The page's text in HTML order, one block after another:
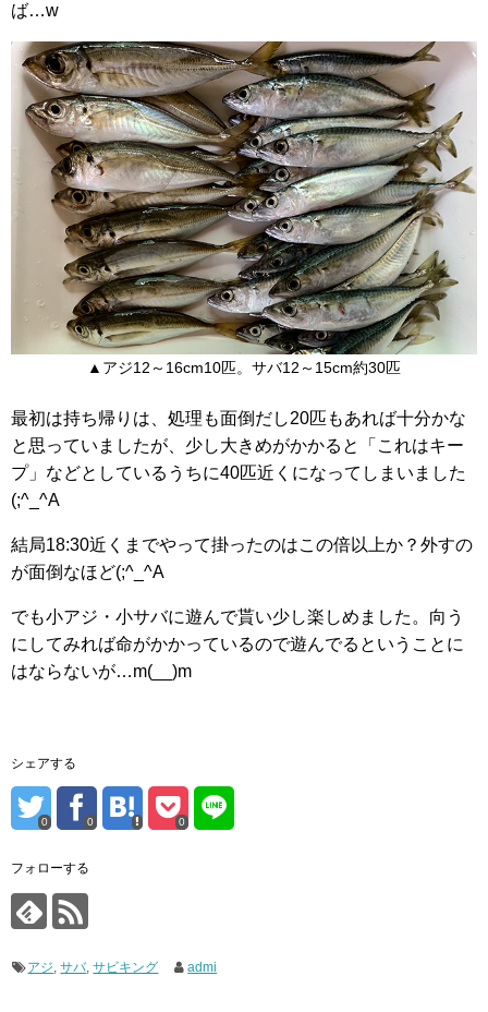
ば…w
▲アジ12～16cm10匹。サバ12～15cm約30匹
最初は持ち帰りは、処理も面倒だし20匹もあれば十分かな
と思っていましたが、少し大きめがかかると「これはキー
プ」などとしているうちに40匹近くになってしまいました
(;^_^A
結局18:30近くまでやって掛ったのはこの倍以上か？外すの
が面倒なほど(;^_^A
でも小アジ・小サバに遊んで貰い少し楽しめました。向う
にしてみれば命がかかっているので遊んでるということに
はならないが…m(__)m
シェアする
0 0 0
フォローする
アジ,サバ,サビキング admi